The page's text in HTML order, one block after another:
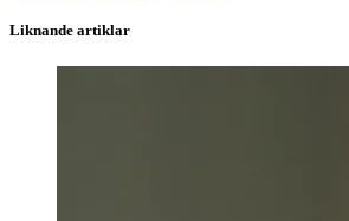
Liknande artiklar